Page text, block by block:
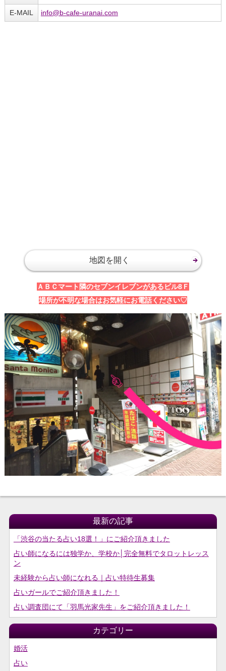
E-MAIL info@b-cafe-uranai.com
地図を開く
ＡＢＣマート隣のセブンイレブンがあるビル8Ｆ
場所が不明な場合はお気軽にお電話ください♡
最新の記事
「渋谷の当たる占い18選！」にご紹介頂きました
占い師になるには独学か、学校か│完全無料でタロットレッス
ン
未経験から占い師になれる｜占い特待生募集
占いガールでご紹介頂きました！
占い調査団にて「羽馬光家先生」をご紹介頂きました！
カテゴリー
婚活
占い